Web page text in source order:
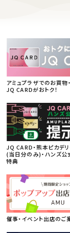
アミュプラザでのお買物
JQ CARDがおトク！
JQ CARD・熊本ピカデ
(当日分のみ)・ハンズ公
特典
催事・イベント出店のご